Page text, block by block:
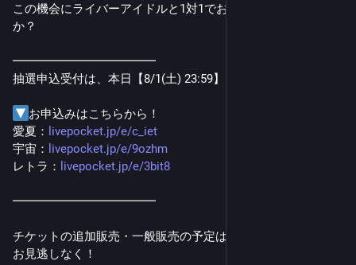
この機会にライバーアイドルと1対1でお話ししてみません
か？
━━━━━━━━━━━━
抽選申込受付は、本日【8/1(土) 23:59】まで！
お申込みはこちらから！
愛夏：
livepocket.jp/e/c_iet
宇宙：
livepocket.jp/e/9ozhm
レトラ：
livepocket.jp/e/3bit8
━━━━━━━━━━━━
チケットの追加販売・一般販売の予定はございません！
お見逃しなく！